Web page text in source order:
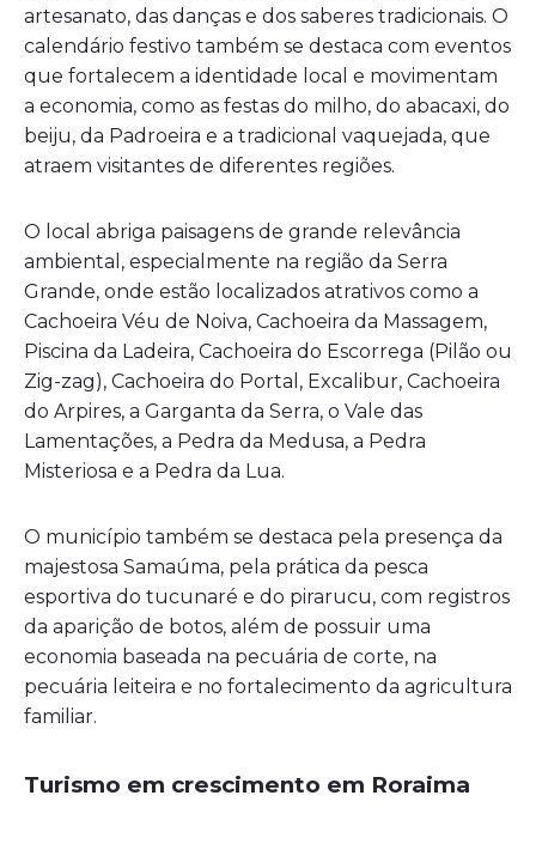
artesanato, das danças e dos saberes tradicionais. O
calendário festivo também se destaca com eventos
que fortalecem a identidade local e movimentam
a economia, como as festas do milho, do abacaxi, do
beiju, da Padroeira e a tradicional vaquejada, que
atraem visitantes de diferentes regiões.
O local abriga paisagens de grande relevância
ambiental, especialmente na região da Serra
Grande, onde estão localizados atrativos como a
Cachoeira Véu de Noiva, Cachoeira da Massagem,
Piscina da Ladeira, Cachoeira do Escorrega (Pilão ou
Zig-zag), Cachoeira do Portal, Excalibur, Cachoeira
do Arpires, a Garganta da Serra, o Vale das
Lamentações, a Pedra da Medusa, a Pedra
Misteriosa e a Pedra da Lua.
O município também se destaca pela presença da
majestosa Samaúma, pela prática da pesca
esportiva do tucunaré e do pirarucu, com registros
da aparição de botos, além de possuir uma
economia baseada na pecuária de corte, na
pecuária leiteira e no fortalecimento da agricultura
familiar.
Turismo em crescimento em Roraima